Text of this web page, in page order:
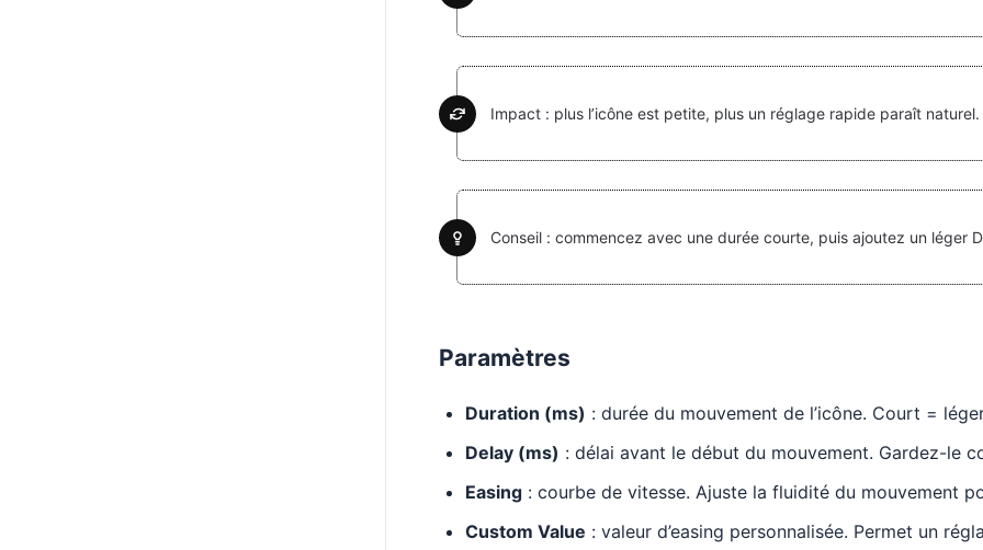
Impact : plus l’icône est petite, plus un réglage rapide paraît naturel.
Conseil : commencez avec une durée courte, puis ajoutez un léger
Paramètres
Duration (ms) : durée du mouvement de l’icône. Court =
Delay (ms) : délai avant le début du mouvement. Gardez-le
Easing : courbe de vitesse. Ajuste la fluidité du mouvement
Custom Value : valeur d’easing personnalisée. Permet un